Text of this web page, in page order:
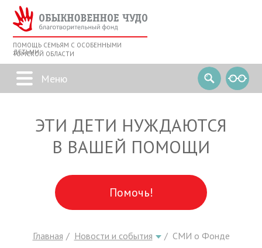
ПОМОЩЬ СЕМЬЯМ С ОСОБЕННЫМИ
ДЕТЬМИ
ТОМСКОЙ ОБЛАСТИ
ЭТИ ДЕТИ НУЖДАЮТСЯ
В ВАШЕЙ ПОМОЩИ
Помочь!
Главная Новости и события СМИ о Фонде